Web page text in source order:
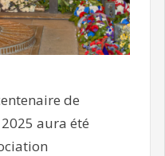
de
2025 aura été